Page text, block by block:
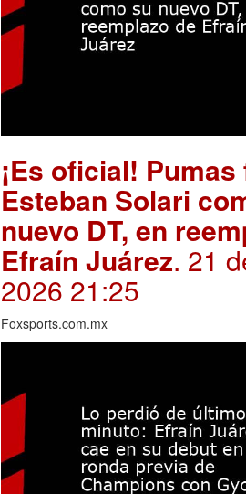
¡Es oficial!
Esteban Solari
nuevo DT, en
Efraín Juárez. 21
2026 21:25
Foxsports.com.mx